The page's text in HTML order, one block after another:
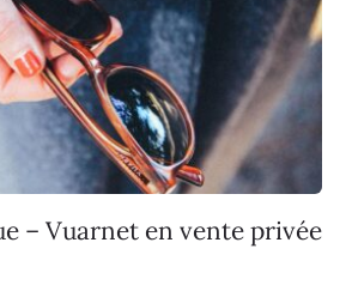
– Vuarnet en vente privée